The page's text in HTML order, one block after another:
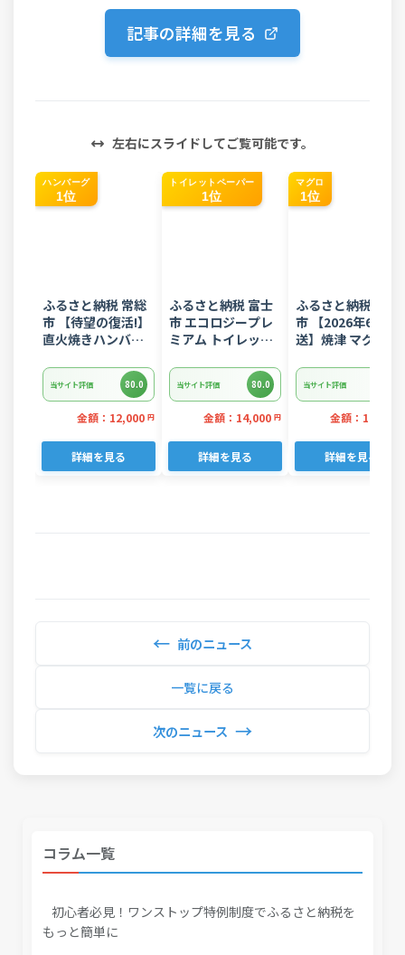
記事の詳細を見る
左右にスライドしてご覧可能です。
ハンバーグ
1位
ふるさと納税 常総
市 【待望の復活!】
直火焼きハンバー
ス 3kg 22個入り
当サイト評価 80.0
金額：12,000 円
詳細を見る
トイレットペーパー
1位
ふるさと納税 富士
市 エコロジープレ
ミアム トイレット
ロール 日用品 人気
当サイト評価 80.0
金額：14,000 円
詳細を見る
マグロ
1位
ふるさと納税 焼津
市 【2026年6月発
送】焼津 マグロ ネ
ぎとろ(a10-
875202606)
当サイト評価
金額：11,000
詳細を見る
← 前のニュース
一覧に戻る
次のニュース →
コラム一覧
初心者必見！ワンストップ特例制度でふるさと納税を
もっと簡単に